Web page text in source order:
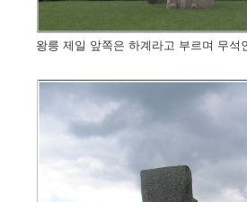
왕릉 제일 앞쪽은 하계라고 부르며 무석